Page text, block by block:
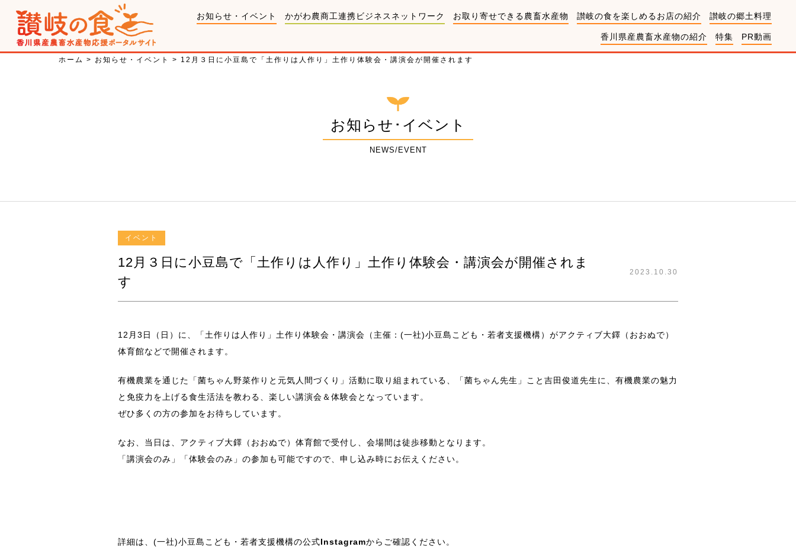
お知らせ・イベント かがわ農商工連携ビジネスネットワーク お取り寄せできる農畜水産物 讃岐の食を楽しめるお店の紹介 讃岐の郷土料理
香川県産農畜水産物の紹介 特集 PR動画
ホーム > お知らせ・イベント > 12月３日に小豆島で「土作りは人作り」土作り体験会・講演会が開催されます
お知らせ･イベント
NEWS/EVENT
イベント
12月３日に小豆島で「土作りは人作り」土作り体験会・講演会が開催されま
す
2023.10.30
12月3日（日）に、「土作りは人作り」土作り体験会・講演会（主催：(一社)小豆島こども・若者支援機構）がアクティブ大鐸（おおぬで）
体育館などで開催されます。
有機農業を通じた「菌ちゃん野菜作りと元気人間づくり」活動に取り組まれている、「菌ちゃん先生」こと吉田俊道先生に、有機農業の魅力
と免疫力を上げる食生活法を教わる、楽しい講演会＆体験会となっています。
ぜひ多くの方の参加をお待ちしています。
なお、当日は、アクティブ大鐸（おおぬで）体育館で受付し、会場間は徒歩移動となります。
「講演会のみ」「体験会のみ」の参加も可能ですので、申し込み時にお伝えください。
詳細は、(一社)小豆島こども・若者支援機構の公式Instagramからご確認ください。